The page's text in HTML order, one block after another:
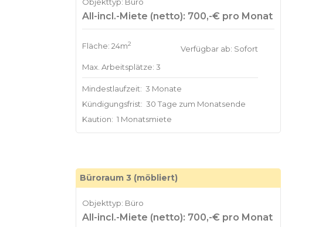
All-incl.-Miete (netto): 700,-€ pro Monat
Fläche: 24m2
Max. Arbeitsplätze: 3
Verfügbar ab: Sofort
Mindestlaufzeit: 3 Monate
Kündigungsfrist: 30 Tage zum Monatsende
Kaution: 1 Monatsmiete
Büroraum 3 (möbliert)
Objekttyp: Büro
All-incl.-Miete (netto): 700,-€ pro Monat